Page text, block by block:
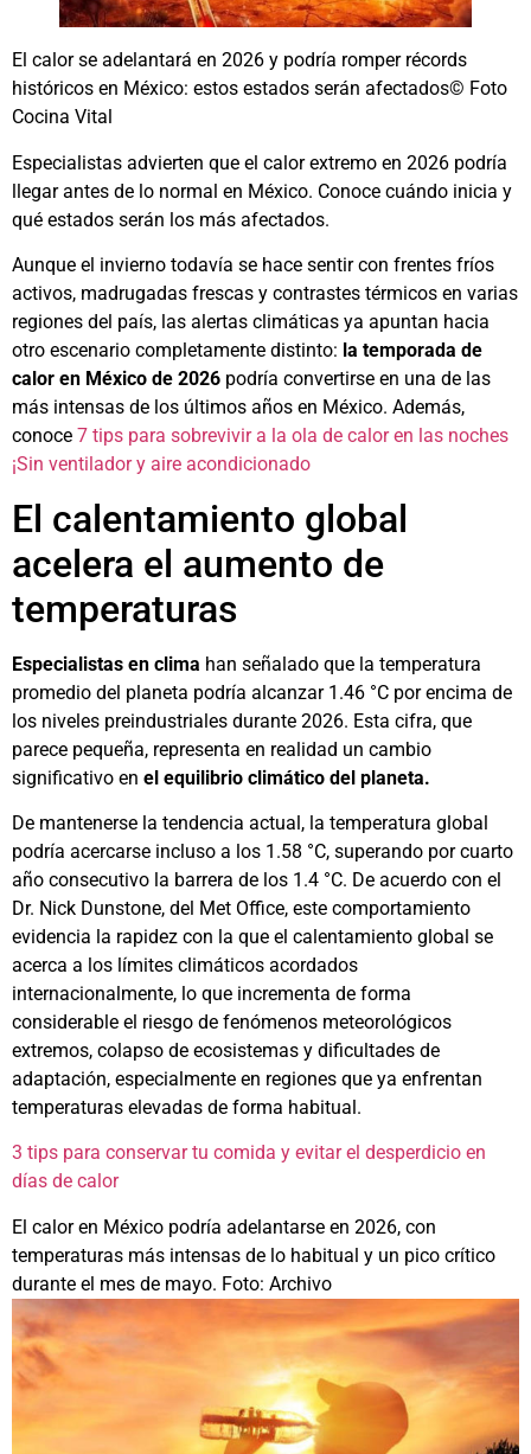
El calor se adelantará en 2026 y podría romper récords
históricos en México: estos estados serán afectados© Foto
Cocina Vital
Especialistas advierten que el calor extremo en 2026 podría
llegar antes de lo normal en México. Conoce cuándo inicia y
qué estados serán los más afectados.
Aunque el invierno todavía se hace sentir con frentes fríos
activos, madrugadas frescas y contrastes térmicos en varias
regiones del país, las alertas climáticas ya apuntan hacia
otro escenario completamente distinto: la temporada de
calor en México de 2026 podría convertirse en una de las
más intensas de los últimos años en México. Además,
conoce 7 tips para sobrevivir a la ola de calor en las noches
¡Sin ventilador y aire acondicionado
El calentamiento global
acelera el aumento de
temperaturas
Especialistas en clima han señalado que la temperatura
promedio del planeta podría alcanzar 1.46 °C por encima de
los niveles preindustriales durante 2026. Esta cifra, que
parece pequeña, representa en realidad un cambio
significativo en el equilibrio climático del planeta.
De mantenerse la tendencia actual, la temperatura global
podría acercarse incluso a los 1.58 °C, superando por cuarto
año consecutivo la barrera de los 1.4 °C. De acuerdo con el
Dr. Nick Dunstone, del Met Office, este comportamiento
evidencia la rapidez con la que el calentamiento global se
acerca a los límites climáticos acordados
internacionalmente, lo que incrementa de forma
considerable el riesgo de fenómenos meteorológicos
extremos, colapso de ecosistemas y dificultades de
adaptación, especialmente en regiones que ya enfrentan
temperaturas elevadas de forma habitual.
3 tips para conservar tu comida y evitar el desperdicio en
días de calor
El calor en México podría adelantarse en 2026, con
temperaturas más intensas de lo habitual y un pico crítico
durante el mes de mayo. Foto: Archivo